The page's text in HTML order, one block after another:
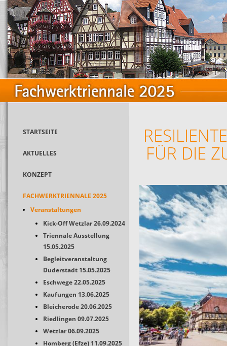
STARTSEITE
AKTUELLES
KONZEPT
FACHWERKTRIENNALE 2025
Veranstaltungen
Kick-Off Wetzlar 26.09.2024
Triennale Ausstellung
15.05.2025
Begleitveranstaltung
Duderstadt 15.05.2025
Eschwege 22.05.2025
Kaufungen 13.06.2025
Bleicherode 20.06.2025
Riedlingen 09.07.2025
Wetzlar 06.09.2025
Homberg (Efze) 11.09.2025
FÜR DIE